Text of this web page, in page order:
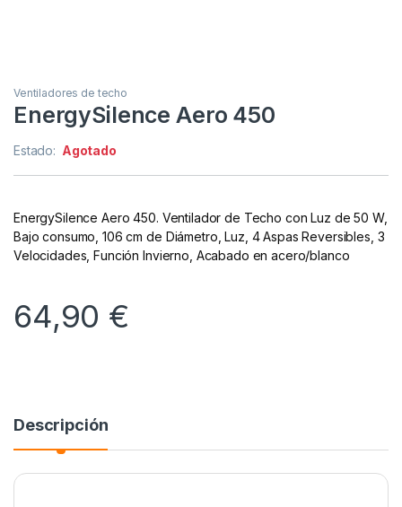
Ventiladores de techo
EnergySilence Aero 450
Estado: Agotado
EnergySilence Aero 450. Ventilador de Techo con Luz de 50 W,
Bajo consumo, 106 cm de Diámetro, Luz, 4 Aspas Reversibles, 3
Velocidades, Función Invierno, Acabado en acero/blanco
64,90 €
Descripción